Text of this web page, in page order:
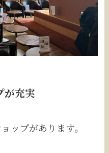
が充実
ップがあります。